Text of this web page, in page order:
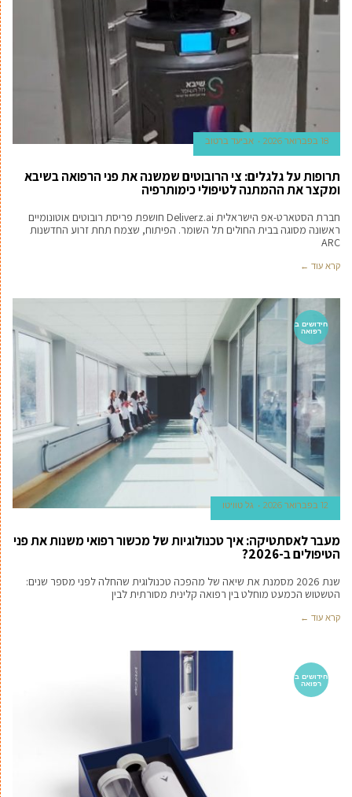
18 בפברואר 2026 אביעד ברטוב
תרופות על גלגלים: צי הרובוטים שמשנה את פני הרפואה בשיבא
ומקצר את ההמתנה לטיפולי כימותרפיה
חברת הסטארט-אפ הישראלית Deliverz.ai חושפת פריסת רובוטים אוטונומיים
ראשונה מסוגה בבית החולים תל השומר. הפיתוח, שצמח תחת זרוע החדשנות
ARC
קרא עוד ←
חידושים ב
רפואה
12 בפברואר 2026 גל טוויטו
מעבר לאסתטיקה: איך טכנולוגיות של מכשור רפואי משנות את פני
הטיפולים ב-2026?
שנת 2026 מסמנת את שיאה של מהפכה טכנולוגית שהחלה לפני מספר שנים:
הטשטוש הכמעט מוחלט בין רפואה קלינית מסורתית לבין
קרא עוד ←
חידושים ב
רפואה